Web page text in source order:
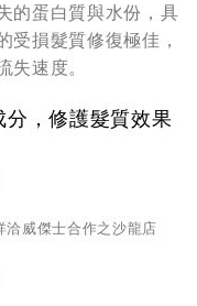
的蛋白質與水份，具
受損髮質修復極佳，
失速度。
，修護髮質效果
威傑士合作之沙龍店